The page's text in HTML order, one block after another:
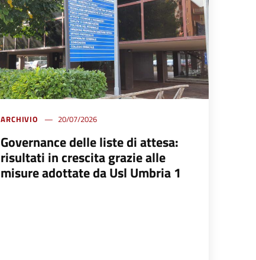
ARCHIVIO 20/07/2026
Governance delle liste di attesa:
risultati in crescita grazie alle
misure adottate da Usl Umbria 1